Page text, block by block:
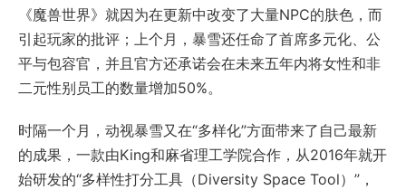
《魔兽世界》就因为在更新中改变了大量NPC的肤色，而
引起玩家的批评；上个月，暴雪还任命了首席多元化、公
平与包容官，并且官方还承诺会在未来五年内将女性和非
二元性别员工的数量增加50%。
时隔一个月，动视暴雪又在“多样化”方面带来了自己最新
的成果，一款由King和麻省理工学院合作，从2016年就开
始研发的“多样性打分工具（Diversity Space Tool）”，